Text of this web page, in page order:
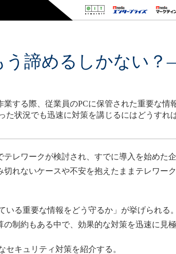
う諦めるしかない
する際、従業員のPCに保管された重要な情
状況でも迅速に対策を講じるにはどうすれ
レワークが検討され、すでに導入を始めた
れないケースや不安を抱えたままテレワー
る重要な情報をどう守るか」が挙げられる
制約もある中で、効果的な対策を迅速に見
キュリティ対策を紹介する。